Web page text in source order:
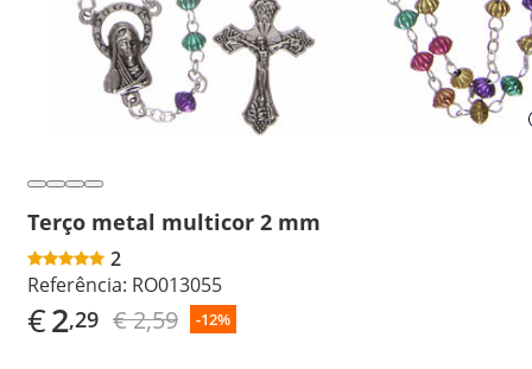
Terço metal multicor 2 mm
2
Referência: RO013055
€2,29 € 2,59 -12%